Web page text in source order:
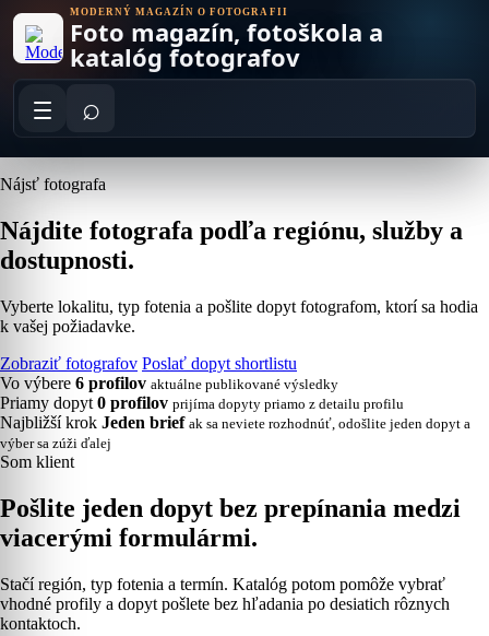
content
MODERNÝ MAGAZÍN O FOTOGRAFII
Foto magazín, fotoškola a
katalóg fotografov
⌕
Nájsť fotografa
Nájdite fotografa podľa regiónu, služby a
dostupnosti.
Vyberte lokalitu, typ fotenia a pošlite dopyt fotografom, ktorí sa hodia
k vašej požiadavke.
Zobraziť fotografov Poslať dopyt shortlistu
Vo výbere 6 profilov aktuálne publikované výsledky
Priamy dopyt 0 profilov prijíma dopyty priamo z detailu profilu
Najbližší krok Jeden brief ak sa neviete rozhodnúť, odošlite jeden dopyt a
výber sa zúži ďalej
Som klient
Pošlite jeden dopyt bez prepínania medzi
viacerými formulármi.
Stačí región, typ fotenia a termín. Katalóg potom pomôže vybrať
vhodné profily a dopyt pošlete bez hľadania po desiatich rôznych
kontaktoch.